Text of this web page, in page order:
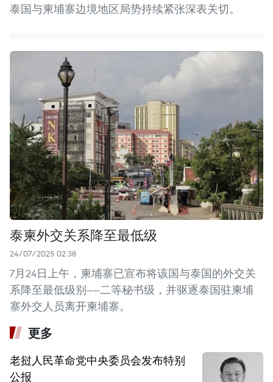
泰国与柬埔寨边境地区局势持续紧张深表关切。
泰柬外交关系降至最低级
24/07/2025 02:38
7月24日上午，柬埔寨已宣布将该国与泰国的外交关
系降至最低级别——二等秘书级，并驱逐泰国驻柬埔
寨外交人员离开柬埔寨。
更多
老挝人民革命党中央委员会发布特别
公报